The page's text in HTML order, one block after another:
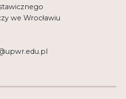
we Wrocławiu